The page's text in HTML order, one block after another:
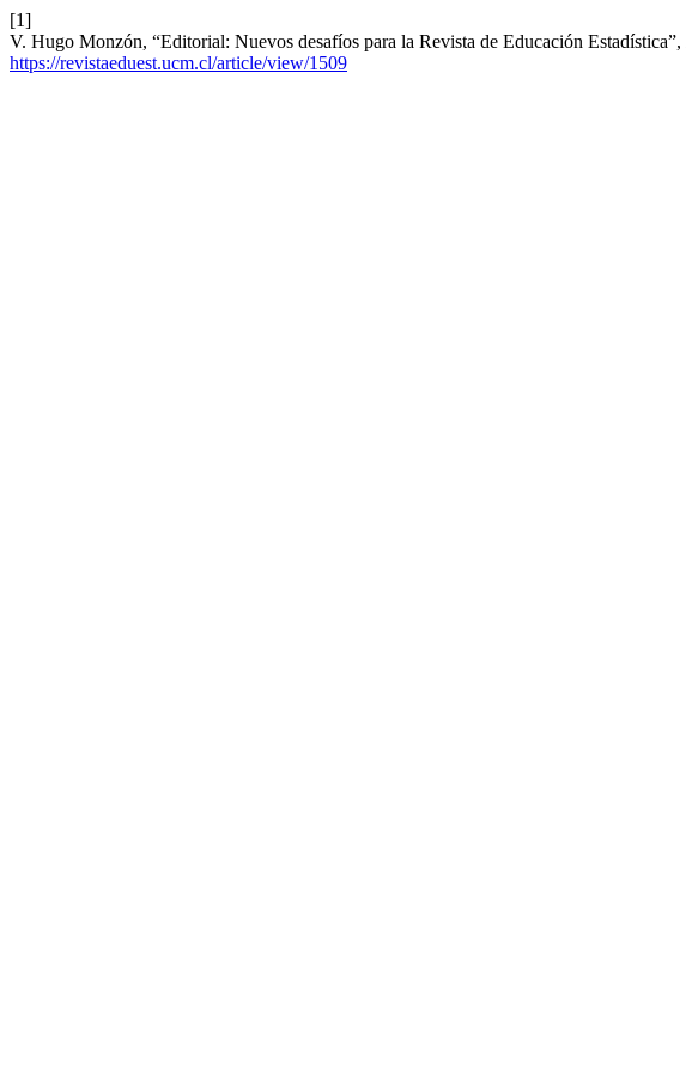
[1]
V. Hugo Monzón, “Editorial: Nuevos desafíos para la Revista de Educación Estadística”,
https://revistaeduest.ucm.cl/article/view/1509